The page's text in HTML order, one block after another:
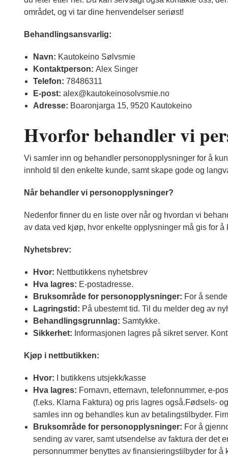
området, og vi tar dine henvendelser seriøst!
Behandlingsansvarlig:
Navn: Kautokeino Sølvsmie
Kontaktperson: Alex Singer
Telefon: 78486311
E-post: alex@kautokeinosolvsmie.no
Adresse: Boaronjarga 15, 9520 Kautokeino
Hvorfor behandler vi
Vi samler inn og behandler personopplysninger for å
innhold til den enkelte kunde, samt skape gode og
Når behandler vi personopplysninger?
Nedenfor finner du en liste over når og hvordan vi
av data ved kjøp, hvor enkelte opplysninger må gis for
Nyhetsbrev:
Hvor: Nettbutikkens nyhetsbrev
Hva lagres: E-postadresse.
Bruksområde for personopplysninger: For å
Lagringstid: På ubestemt tid. Til du melder deg av
Behandlingsgrunnlag: Samtykke.
Sikkerhet: Informasjonen lagres på sikret server.
Kjøp i nettbutikken:
Hvor: I butikkens utsjekk/kasse
Hva lagres: Fornavn, etternavn, telefonnummer, e-
(f.eks. Klarna Faktura) og pris lagres også.Fødsels-
samles inn og behandles kun av betalingstilbyder.
Bruksområde for personopplysninger: For å
sending av varer, samt utsendelse av faktura der det
personnummer benyttes av finansieringstilbyder for